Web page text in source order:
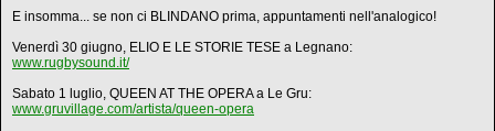
E insomma... se non ci BLINDANO prima, appuntamenti nell'analogico!
Venerdì 30 giugno, ELIO E LE STORIE TESE a Legnano:
www.rugbysound.it/
Sabato 1 luglio, QUEEN AT THE OPERA a Le Gru:
www.gruvillage.com/artista/queen-opera